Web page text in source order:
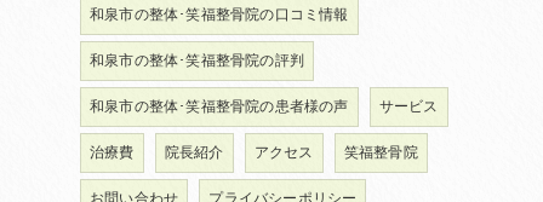
和泉市の整体･笑福整骨院の口コミ情報
和泉市の整体･笑福整骨院の評判
和泉市の整体･笑福整骨院の患者様の声 サービス
治療費 院長紹介 アクセス 笑福整骨院
お問い合わせ プライバシーポリシー